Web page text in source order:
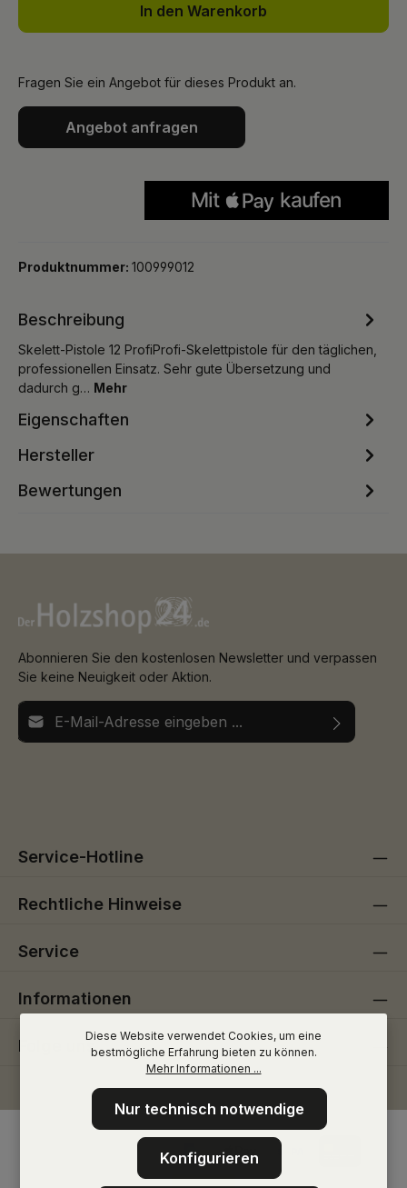
In den Warenkorb
Fragen Sie ein Angebot für dieses Produkt an.
Angebot anfragen
Produktnummer: 100999012
Beschreibung
Skelett-Pistole 12 ProfiProfi-Skelettpistole für den täglichen,
professionellen Einsatz. Sehr gute Übersetzung und
dadurch g… Mehr
Eigenschaften
Hersteller
Bewertungen
Abonnieren Sie den kostenlosen Newsletter und verpassen
Sie keine Neuigkeit oder Aktion.
E-Mail-Adresse*
Service-Hotline
Rechtliche Hinweise
Service
Informationen
Folge uns
Diese Website verwendet Cookies, um eine
bestmögliche Erfahrung bieten zu können.
Mehr Informationen ...
Nur technisch notwendige
Konfigurieren